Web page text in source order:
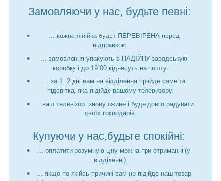
Замовляючи у нас, будьте певні:
... кожна лінійка будет ПЕРЕВІРЕНА перед
відправкою.
... замовлення упакують в НАДІЙНУ заводськую
коробку і до 19:00 віднесуть на пошту.
... за 1..2 дні вам на відділення прийде саме та
підсвітка, яка підійде вашому телевизору.
... ваш телевізор знову оживе і буде довго радувати
своїх господарів.
Купуючи у нас,будьте спокійні:
... оплатити розумную ціну можна при отриманні (у
відділенні).
... якщо по якійсь причині вам не підійде наш товар